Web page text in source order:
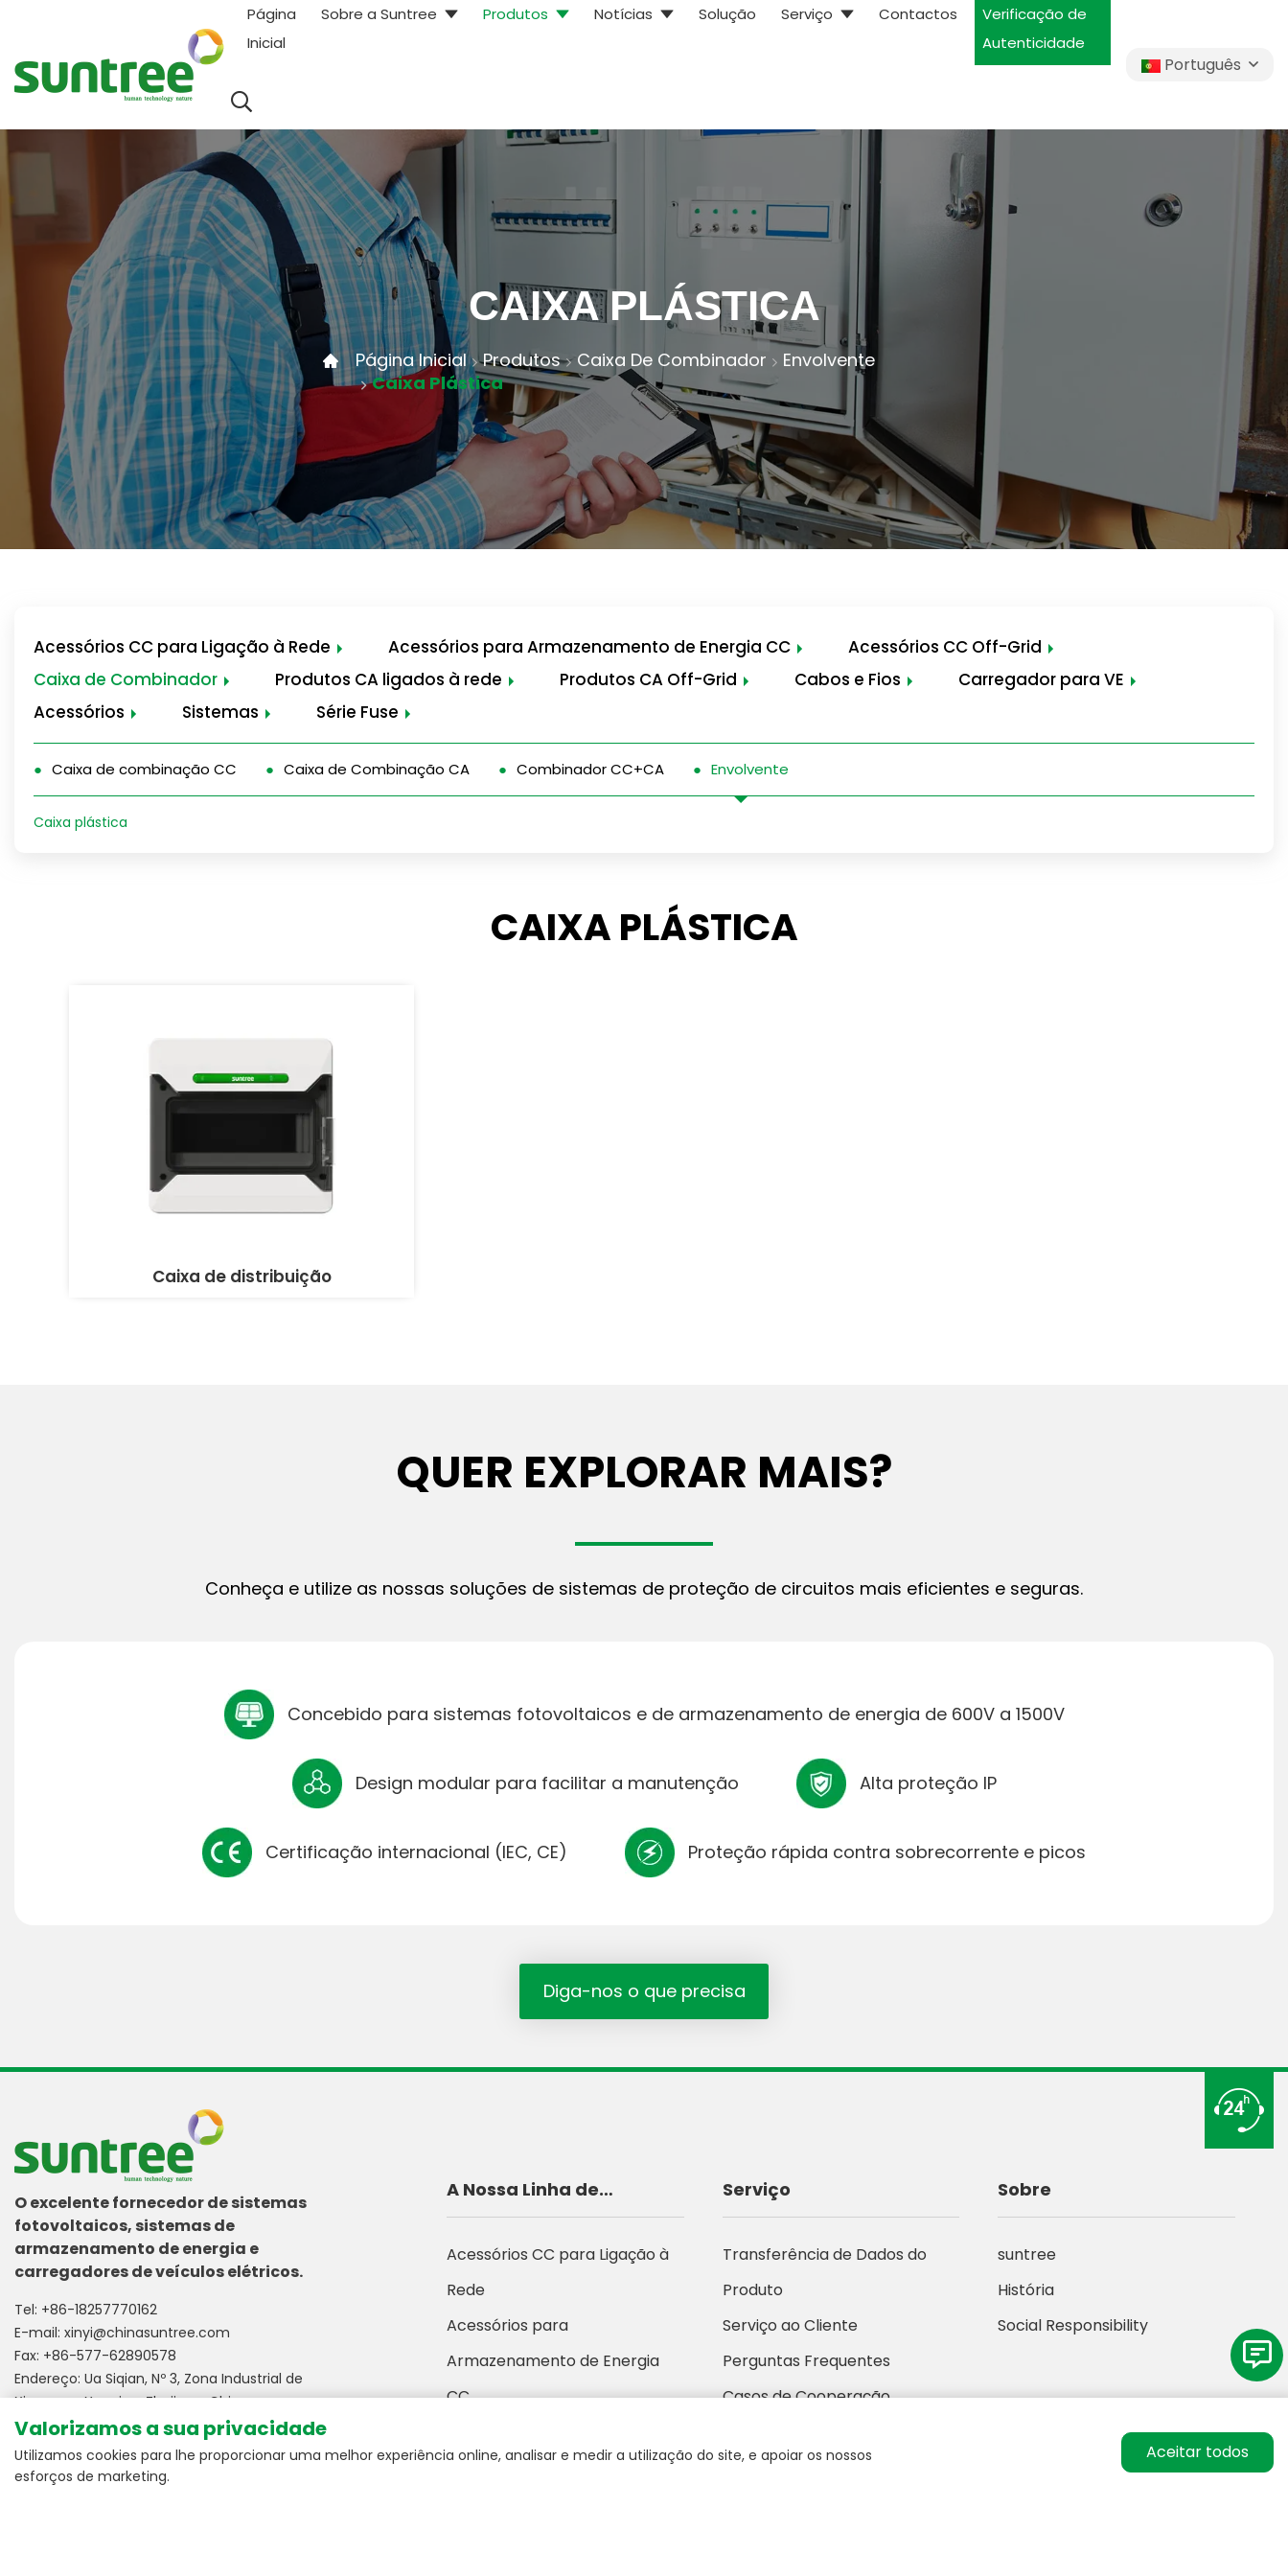
Página
Inicial
Sobre a Suntree Produtos Notícias Solução Serviço Contactos
Verificação de
Autenticidade
Português
CAIXA PLÁSTICA
Página Inicial Produtos Caixa De Combinador
Envolvente
Caixa Plástica
Acessórios CC para Ligação à Rede Acessórios para Armazenamento de Energia CC
Acessórios CC Off-Grid
Caixa de Combinador
Produtos CA ligados à rede Produtos CA Off-Grid Cabos e Fios
Carregador para VE
Acessórios
Sistemas Série Fuse
Caixa de combinação CC Caixa de Combinação CA Combinador CC+CA Envolvente
Caixa plástica
CAIXA PLÁSTICA
Caixa de distribuição
QUER EXPLORAR MAIS?
Conheça e utilize as nossas soluções de sistemas de proteção de circuitos mais eficientes e seguras.
Concebido para sistemas fotovoltaicos e de armazenamento de energia de 600V a 1500V
Design modular para facilitar a manutenção Alta proteção IP
Certificação internacional (IEC, CE) Proteção rápida contra sobrecorrente e picos
Diga-nos o que precisa
O excelente fornecedor de sistemas
fotovoltaicos, sistemas de
armazenamento de energia e
carregadores de veículos elétricos.
Tel: +86-18257770162
E-mail: xinyi@chinasuntree.com
Fax: +86-577-62890578
Endereço: Ua Siqian, Nº 3, Zona Industrial de
Xinguang, Yueqing, Zhejiang, China.
Desenvolvido por:m-union
A Nossa Linha de
Produtos
Acessórios CC para Ligação à
Rede
Acessórios para
Armazenamento de Energia
CC
Caixa de Combinador
Serviço
Transferência de Dados do
Produto
Serviço ao Cliente
Perguntas Frequentes
Casos de Cooperação
Sobre
suntree
História
Social Responsibility
Valorizamos a sua privacidade
Utilizamos cookies para lhe proporcionar uma melhor experiência online, analisar e medir a utilização do site, e apoiar os nossos
esforços de marketing.
Aceitar todos